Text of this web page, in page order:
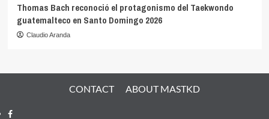
Thomas Bach reconoció el protagonismo del Taekwondo
guatemalteco en Santo Domingo 2026
Claudio Aranda
CONTACT ABOUT MASTKD
Facebook